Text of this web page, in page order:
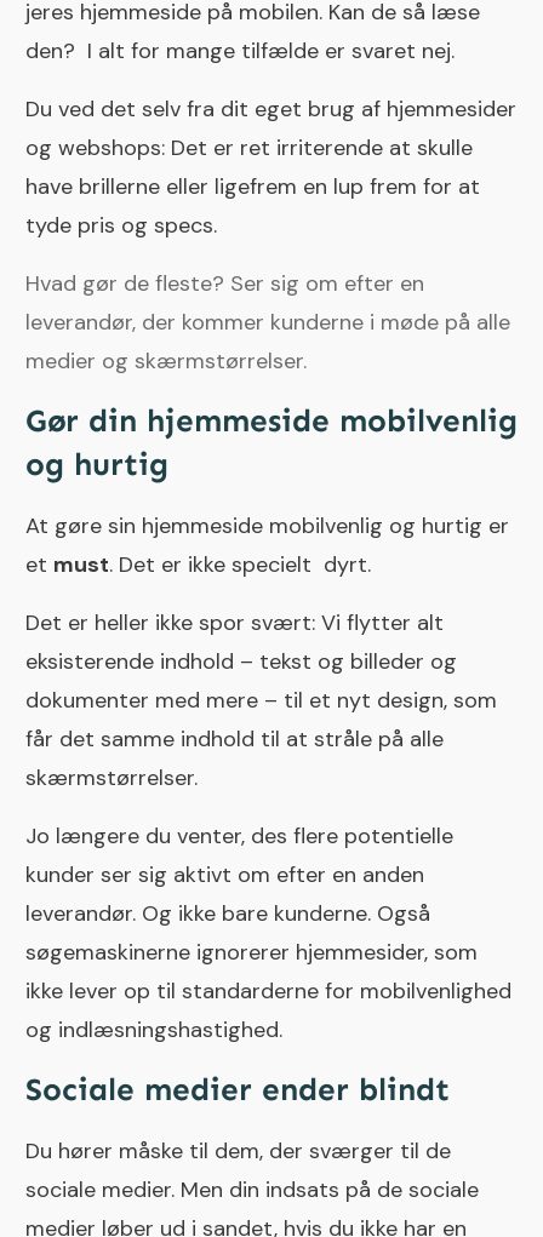
jeres hjemmeside på mobilen. Kan de så læse
den? I alt for mange tilfælde er svaret nej.
Du ved det selv fra dit eget brug af hjemmesider
og webshops: Det er ret irriterende at skulle
have brillerne eller ligefrem en lup frem for at
tyde pris og specs.
Hvad gør de fleste? Ser sig om efter en
leverandør, der kommer kunderne i møde på alle
medier og skærmstørrelser.
Gør din hjemmeside mobilvenlig
og hurtig
At gøre sin hjemmeside mobilvenlig og hurtig er
et must. Det er ikke specielt dyrt.
Det er heller ikke spor svært: Vi flytter alt
eksisterende indhold – tekst og billeder og
dokumenter med mere – til et nyt design, som
får det samme indhold til at stråle på alle
skærmstørrelser.
Jo længere du venter, des flere potentielle
kunder ser sig aktivt om efter en anden
leverandør. Og ikke bare kunderne. Også
søgemaskinerne ignorerer hjemmesider, som
ikke lever op til standarderne for mobilvenlighed
og indlæsningshastighed.
Sociale medier ender blindt
Du hører måske til dem, der sværger til de
sociale medier. Men din indsats på de sociale
medier løber ud i sandet, hvis du ikke har en